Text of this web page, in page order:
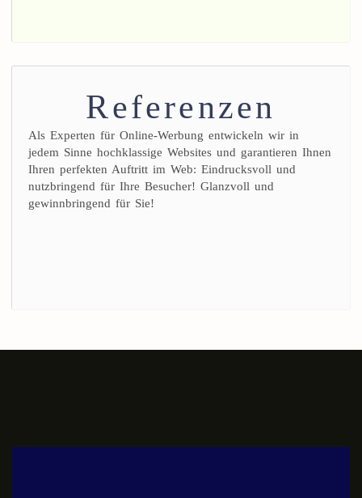
Referenzen
Als Experten für Online-Werbung entwickeln wir in
jedem Sinne hochklassige Websites und garantieren Ihnen
Ihren perfekten Auftritt im Web: Eindrucksvoll und
nutzbringend für Ihre Besucher! Glanzvoll und
gewinnbringend für Sie!